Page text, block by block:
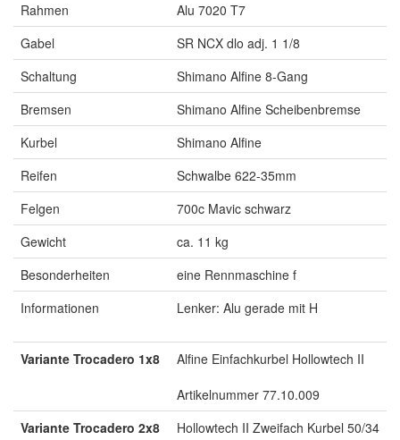
Rahmen
Alu 7020 T7
Gabel
SR NCX dlo adj. 1 1/8
Schaltung
Shimano Alfine 8-Gang
Bremsen
Shimano Alfine Scheibenbremse
Kurbel
Shimano Alfine
Reifen
Schwalbe 622-35mm
Felgen
700c Mavic schwarz
Gewicht
ca. 11 kg
Besonderheiten
eine Rennmaschine f
Informationen
Lenker: Alu gerade mit H
Variante Trocadero 1x8
Alfine Einfachkurbel Hollowtech II
Artikelnummer 77.10.009
Variante Trocadero 2x8
Hollowtech II Zweifach Kurbel 50/34